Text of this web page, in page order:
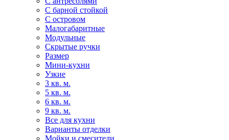
С барной стойкой
С островом
Малогабаритные
Модульные
Скрытые ручки
Размер
Мини-кухни
Узкие
3 кв. м.
5 кв. м.
6 кв. м.
9 кв. м.
Все для кухни
Варианты отделки
Мойки и смесители